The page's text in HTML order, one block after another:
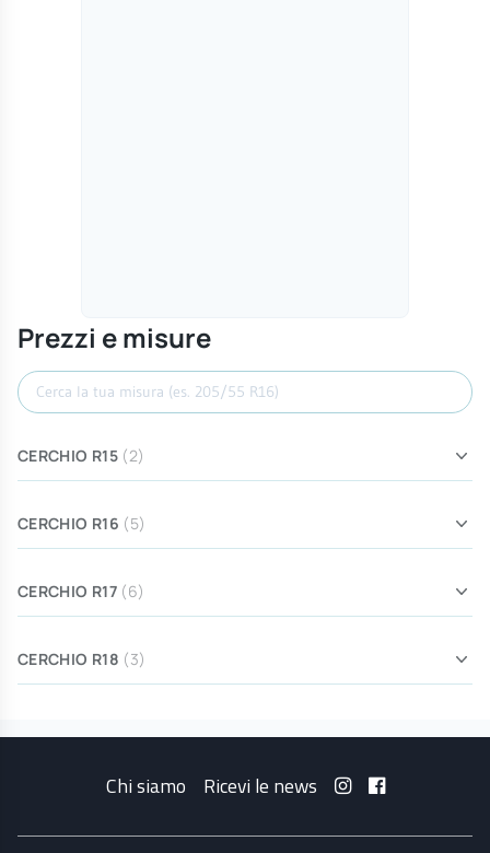
Prezzi e misure
Cerca misura
CERCHIO R15 (2)
CERCHIO R16 (5)
CERCHIO R17 (6)
CERCHIO R18 (3)
Chi siamo Ricevi le news